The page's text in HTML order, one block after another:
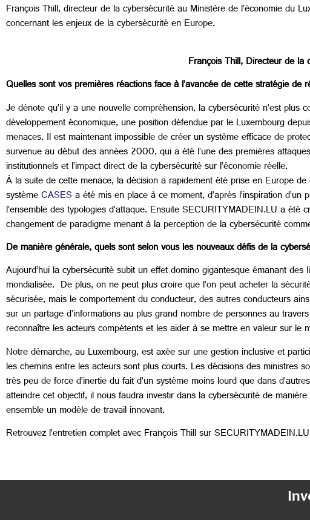
François Thill, directeur de la cybersécurité au Ministère de l’économie du
concernant les enjeux de la cybersécurité en Europe.
François Thill, Directeur de la cybersécurité au
Quelles sont vos premières réactions face à l’avancée de cette stratégie
Je dénote qu’il y a une nouvelle compréhension, la cybersécurité n’est
développement économique, une position défendue par le Luxembourg
menaces. Il est maintenant impossible de créer un système efficace de
survenue au début des années 2000, qui a été l’une des premières
institutionnels et l’impact direct de la cybersécurité sur l’économie réelle.
À la suite de cette menace, la décision a rapidement été prise en Europe
systèmeCASESa été mis en place à ce moment, d’après l’inspiration
l’ensemble des typologies d’attaque. Ensuite SECURITYMADEIN.LU a
changement de paradigme menant à la perception de la cybersécurité
De manière générale, quels sont selon vous les nouveaux défis de la
Aujourd’hui la cybersécurité subit un effet domino gigantesque émanant
mondialisée. De plus, on ne peut plus croire que l’on peut acheter la
sécurisée, mais le comportement du conducteur, des autres conducteurs
sur un partage d’informations au plus grand nombre de personnes au
reconnaître les acteurs compétents et les aider à se mettre en valeur sur le
Notre démarche, au Luxembourg, est axée sur une gestion inclusive et
les chemins entre les acteurs sont plus courts. Les décisions des ministres
très peu de force d’inertie du fait d’un système moins lourd que dans
atteindre cet objectif, il nous faudra investir dans la cybersécurité de
ensemble un modèle de travail innovant.
Retrouvez l’entretien complet avec François Thill sur